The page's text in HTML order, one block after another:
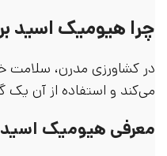
چرا هیومیک اسید
در کشاورزی مدرن، سلامت
می‌کند و استفاده از آن
معرفی هیومیک